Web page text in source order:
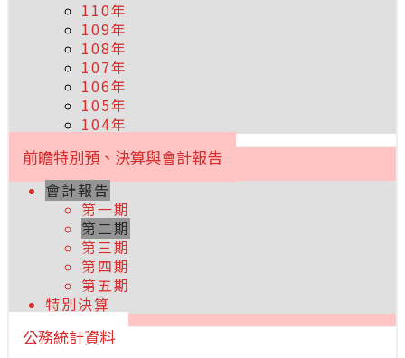
110年
109年
108年
107年
106年
105年
104年
前瞻特別預、決算與會計報告
會計報告
第一期
第二期
第三期
第四期
第五期
特別決算
公務統計資料